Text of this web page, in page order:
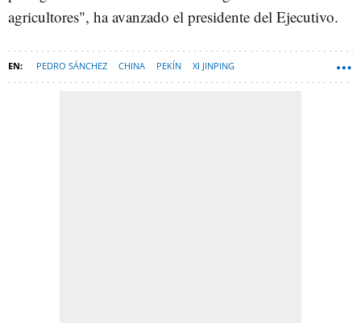
agricultores", ha avanzado el presidente del Ejecutivo.
PEDRO SÁNCHEZ CHINA PEKÍN XI JINPING